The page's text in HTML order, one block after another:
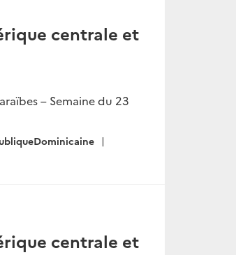
centrale et
– Semaine du 23
centrale et